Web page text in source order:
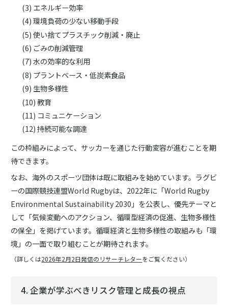
エネルギー効率
環境負荷の少ない移動手段
使い捨てプラスチック削減・廃止
ごみの削減管理
水の効率的な利用
プラントベース・低炭素食品
生物多様性
教育
コミュニケーション
持続可能な調達
この枠組みによって、サッカーを通じた行動変容が進むことを期
待できます。
なお、海外のスポーツ団体は既に取組みを始めています。ラグビ
ーの国際競技連盟World Rugbyは、2022年に「World Rugby
Environmental Sustainability 2030」を公表し、優先テーマと
して「気候変動へのアクション、循環型経済の促進、生物多様性
の保全」を掲げています。循環経済と生物多様性の取組みも「環
境」の一面で取り組むことが期待されます。
（詳しくは2026年2月2日発信のリサーチレターをご覧ください）
4. 企業が学ぶべきリスク管理と成長の視点